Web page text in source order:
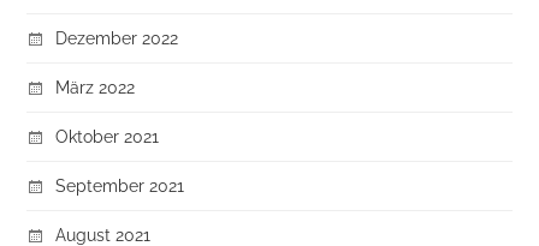
Dezember 2022
März 2022
Oktober 2021
September 2021
August 2021